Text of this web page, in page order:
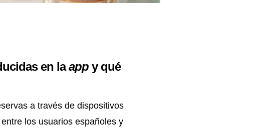
en laapp y qué
a través de dispositivos
los usuarios españoles y